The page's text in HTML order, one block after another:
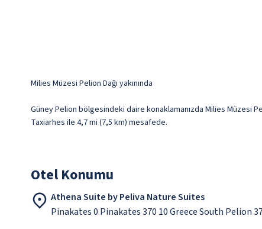
Milies Müzesi Pelion Dağı yakınında
Güney Pelion bölgesindeki daire konaklamanızda Milies Müzesi
Taxiarhes ile 4,7 mi (7,5 km) mesafede.
Otel Konumu
Athena Suite by Peliva Nature Suites
Pinakates 0 Pinakates 370 10 Greece South Pelion